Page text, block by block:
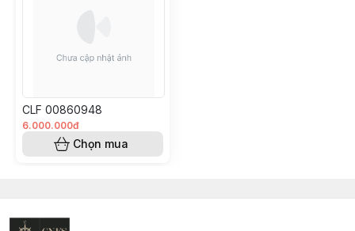
CLF 00860948
6.000.000đ
Chọn mua